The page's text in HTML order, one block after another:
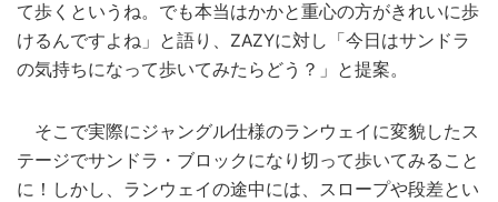
て歩くというね。でも本当はかかと重心の方がきれいに歩
けるんですよね」と語り、ZAZYに対し「今日はサンドラ
の気持ちになって歩いてみたらどう？」と提案。
そこで実際にジャングル仕様のランウェイに変貌したス
テージでサンドラ・ブロックになり切って歩いてみること
に！しかし、ランウェイの途中には、スロープや段差とい